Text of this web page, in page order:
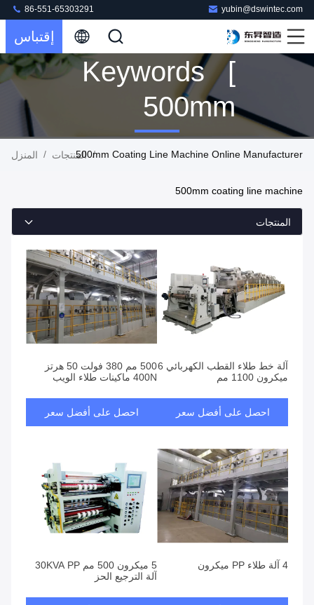
yubin@dswintec.com
86-551-65303291
إقتباس
Keywords [
500mm
Coating Line
Match 13
المنتجات
المنزل / المنتجات /
500mm Coating Line Machine Online Manufacturer
500mm coating line machine
المنتجات
آلة خط طلاء القطب الكهربائي 6
ميكرون 1100 مم
احصل على أفضل سعر
500 مم 380 فولت 50 هرتز
400N ماكينات طلاء الويب
احصل على أفضل سعر
4 آلة طلاء PP ميكرون
5 ميكرون 500 مم 30KVA PP
آلة الترجيع الحز